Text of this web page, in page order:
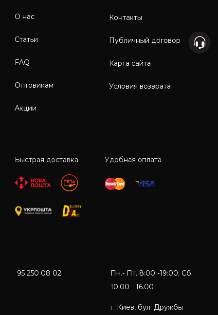
О нас
Статьи
FAQ
Оптовикам
Акции
Контакты
Публичный договор
Карта сайта
Условия возврата
Быстрая доставка Удобная оплата
95 250 08 02
Пн.- Пт. 8:00 -19:00; Сб.
10.00 - 16.00
г. Киев, бул. Дружбы